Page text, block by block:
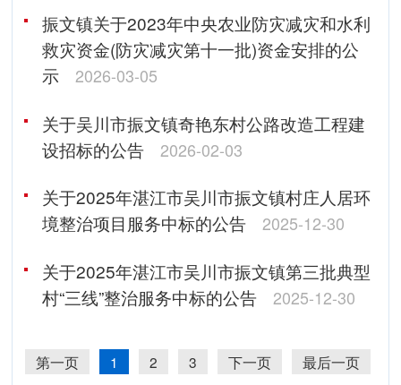
振文镇关于2023年中央农业防灾减灾和水利
救灾资金(防灾减灾第十一批)资金安排的公
示
2026-03-05
关于吴川市振文镇奇艳东村公路改造工程建
设招标的公告
2026-02-03
关于2025年湛江市吴川市振文镇村庄人居环
境整治项目服务中标的公告
2025-12-30
关于2025年湛江市吴川市振文镇第三批典型
村“三线”整治服务中标的公告
2025-12-30
第一页 1 2 3 下一页 最后一页